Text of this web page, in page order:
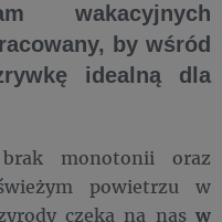
wakacyjnych
by wśród
idealną dla
monotonii oraz
powietrzu w
czeka na nas w